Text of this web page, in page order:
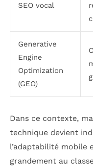
SEO vocal
Generative
Engine
Optimization
(GEO)
Dans ce contexte,
technique devient
l’adaptabilité
grandement au